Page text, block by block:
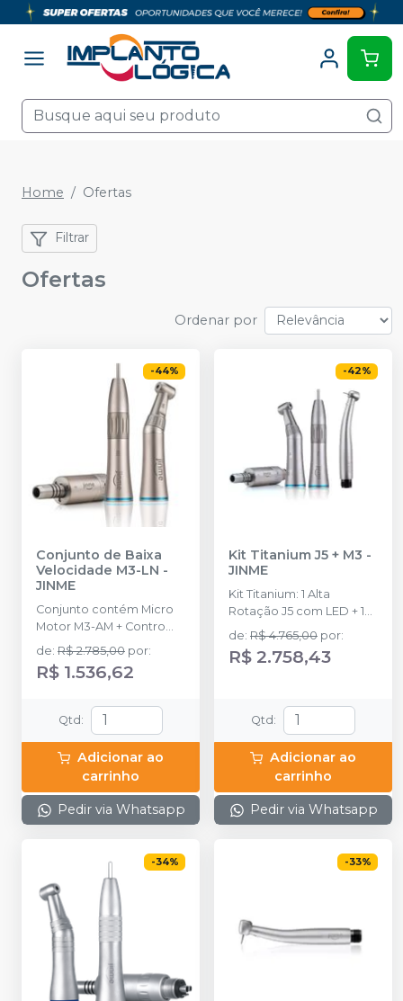
Home Ofertas
Filtrar
Ofertas
Ordenar por
-44%
Conjunto de Baixa
Velocidade M3-LN -
JINME
Conjunto contém Micro
Motor M3-AM + Contro
Ângulo M3-CA + Peça
Reta M3-SH.
de: R$ 2.785,00 por:
R$ 1.536,62
Qtd :
Adicionar ao
carrinho
Pedir via Whatsapp
-42%
Kit Titanium J5 + M3 -
JINME
Kit Titanium: 1 Alta
Rotação J5 com LED + 1
Micromotor M3 + 1 Peça
Reta M3 + 1 Contra-ângulo
M3 + 1 Mochila para
Lubrificante .
de: R$ 4.765,00 por:
R$ 2.758,43
Qtd :
Adicionar ao
carrinho
Pedir via Whatsapp
-34% -33%